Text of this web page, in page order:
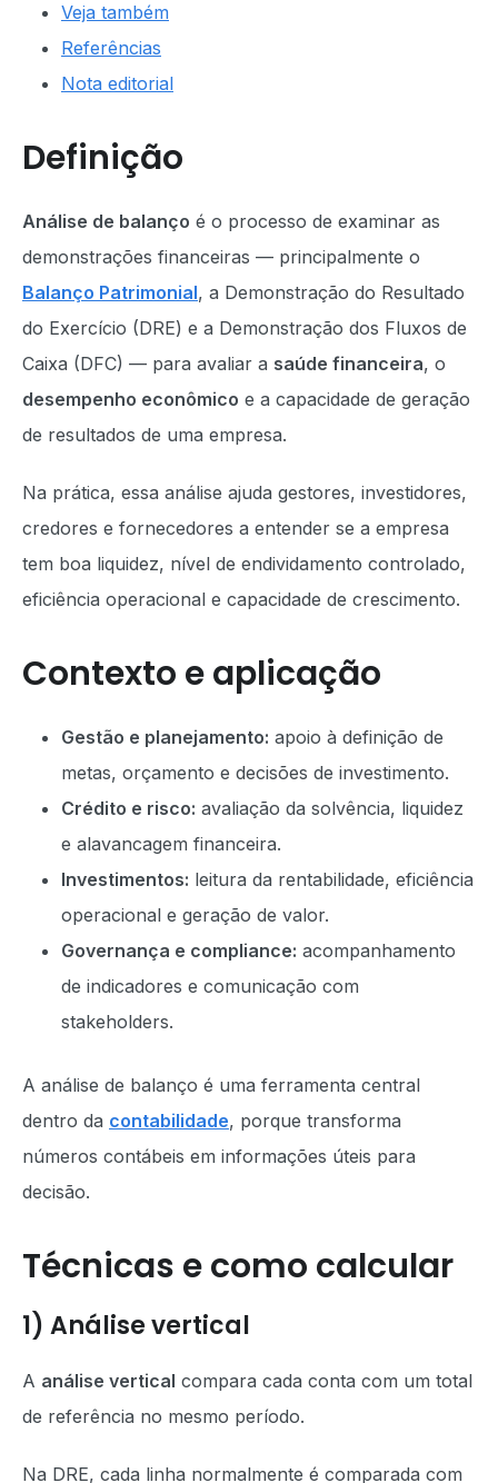
Veja também
Referências
Nota editorial
Definição
Análise de balanço é o processo de examinar as
demonstrações financeiras — principalmente o
Balanço Patrimonial, a Demonstração do Resultado
do Exercício (DRE) e a Demonstração dos Fluxos de
Caixa (DFC) — para avaliar a saúde financeira, o
desempenho econômico e a capacidade de geração
de resultados de uma empresa.
Na prática, essa análise ajuda gestores, investidores,
credores e fornecedores a entender se a empresa
tem boa liquidez, nível de endividamento controlado,
eficiência operacional e capacidade de crescimento.
Contexto e aplicação
Gestão e planejamento: apoio à definição de
metas, orçamento e decisões de investimento.
Crédito e risco: avaliação da solvência, liquidez
e alavancagem financeira.
Investimentos: leitura da rentabilidade, eficiência
operacional e geração de valor.
Governança e compliance: acompanhamento
de indicadores e comunicação com
stakeholders.
A análise de balanço é uma ferramenta central
dentro da contabilidade, porque transforma
números contábeis em informações úteis para
decisão.
Técnicas e como calcular
1) Análise vertical
A análise vertical compara cada conta com um total
de referência no mesmo período.
Na DRE, cada linha normalmente é comparada com